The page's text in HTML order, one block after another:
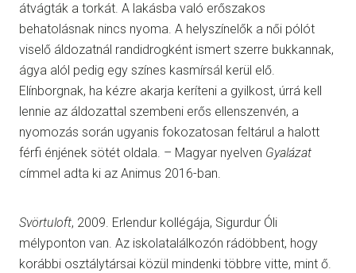
átvágták a torkát. A lakásba való erőszakos
behatolásnak nincs nyoma. A helyszínelők a női pólót
viselő áldozatnál randidrogként ismert szerre bukkannak,
ágya alól pedig egy színes kasmírsál kerül elő.
Elínborgnak, ha kézre akarja keríteni a gyilkost, úrrá kell
lennie az áldozattal szembeni erős ellenszenvén, a
nyomozás során ugyanis fokozatosan feltárul a halott
férfi énjének sötét oldala. – Magyar nyelven Gyalázat
címmel adta ki az Animus 2016-ban.
Svörtuloft, 2009. Erlendur kollégája, Sigurdur Óli
mélyponton van. Az iskolatalálkozón rádöbbent, hogy
korábbi osztálytársai közül mindenki többre vitte, mint ő.